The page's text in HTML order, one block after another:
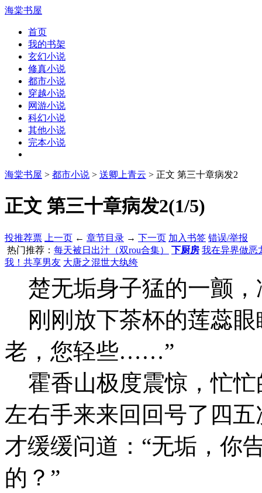
海棠书屋
首页
我的书架
玄幻小说
修真小说
都市小说
穿越小说
网游小说
科幻小说
其他小说
完本小说
海棠书屋 > 都市小说 > 送卿上青云 > 正文 第三十章病发2
正文 第三十章病发2(1/5)
投推荐票 上一页 ← 章节目录 → 下一页 加入书签 错误/举报
热门推荐： 每天被日出汁（双rou合集） 下厨房 我在异界做恶
我！共享男友 大唐之混世大纨绔
楚无垢身子猛的一颤，
刚刚放下茶杯的莲蕊眼
老，您轻些……”
霍香山极度震惊，忙忙
左右手来来回回号了四
才缓缓问道：“无垢，你
的？”